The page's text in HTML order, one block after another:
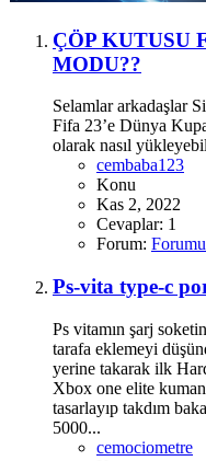
ÇÖP KUTUSU
MODU??
Selamlar arkadaşlar
Fifa 23’e Dünya
olarak nasıl
cembaba123
Konu
Kas 2, 2022
Cevaplar: 1
Forum:
Ps-vita type-c
Ps vitamın şarj
tarafa eklemeyi
yerine takarak ilk
Xbox one elite
tasarlayıp takdım
5000...
cemociometre